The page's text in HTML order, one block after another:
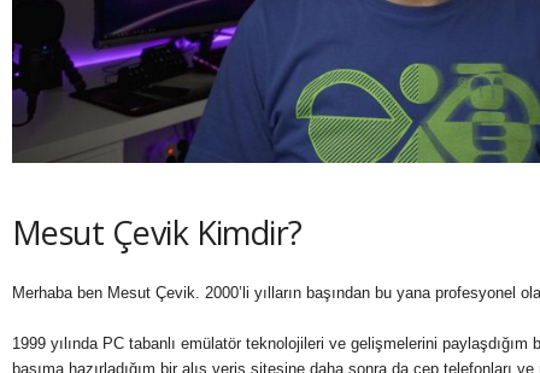
Mesut Çevik Kimdir?
Merhaba ben Mesut Çevik. 2000’li yılların başından bu yana profesyonel
1999 yılında PC tabanlı emülatör teknolojileri ve gelişmelerini paylaşdığım
başıma hazırladığım bir alış veriş sitesine daha sonra da cep telefonları